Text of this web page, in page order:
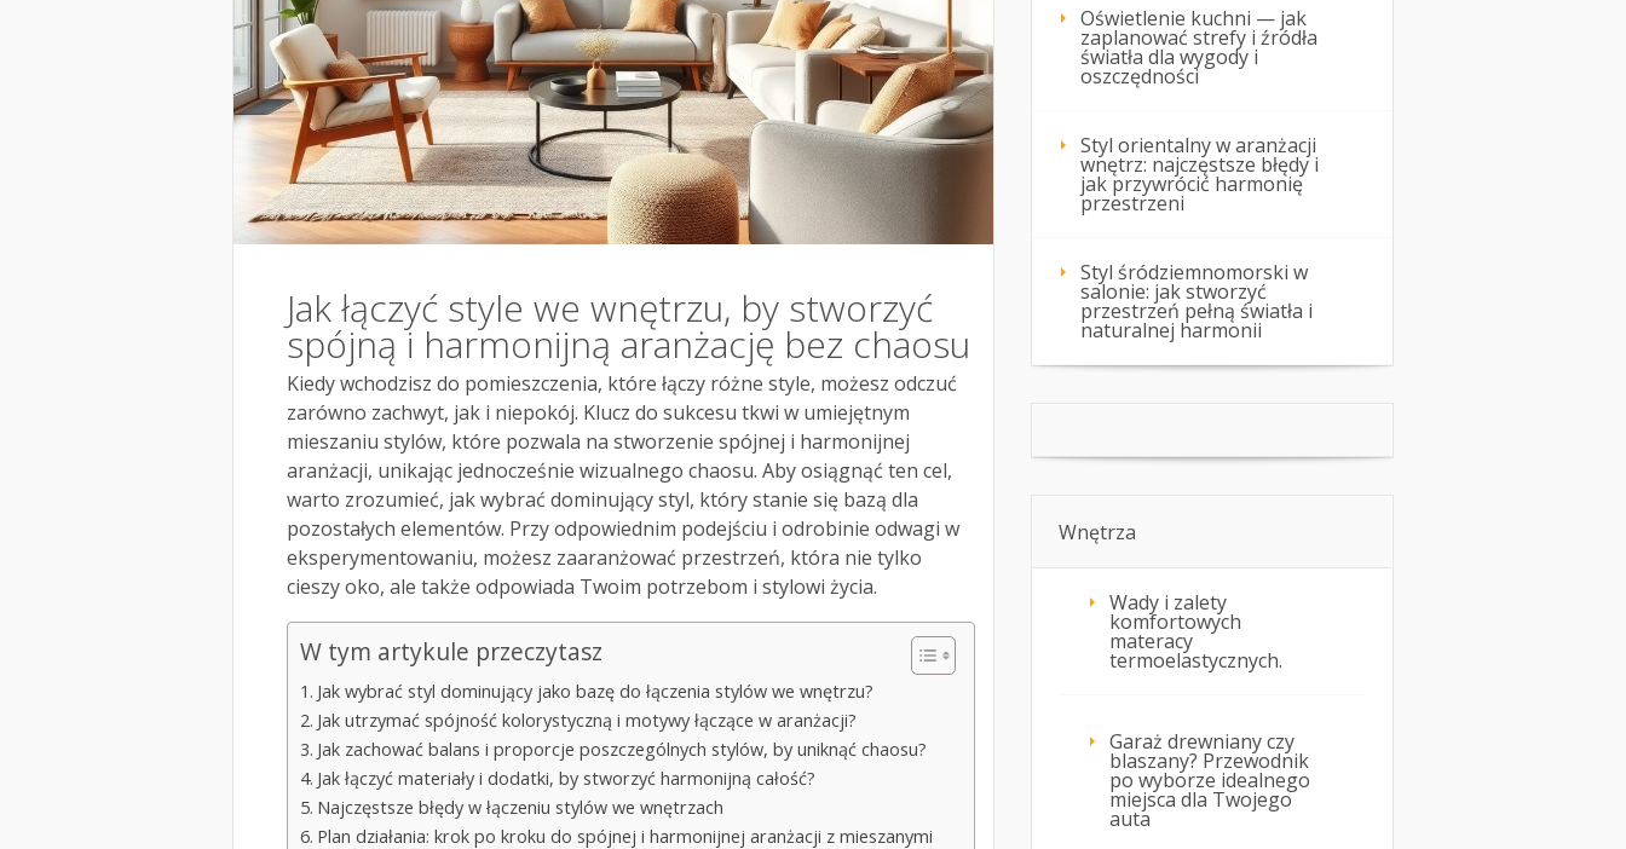
Jak łączyć style we wnętrzu, by stworzyć
spójną i harmonijną aranżację bez chaosu
Kiedy wchodzisz do pomieszczenia, które łączy różne style, możesz odczuć
zarówno zachwyt, jak i niepokój. Klucz do sukcesu tkwi w umiejętnym
mieszaniu stylów, które pozwala na stworzenie spójnej i harmonijnej
aranżacji, unikając jednocześnie wizualnego chaosu. Aby osiągnąć ten cel,
warto zrozumieć, jak wybrać dominujący styl, który stanie się bazą dla
pozostałych elementów. Przy odpowiednim podejściu i odrobinie odwagi w
eksperymentowaniu, możesz zaaranżować przestrzeń, która nie tylko
cieszy oko, ale także odpowiada Twoim potrzebom i stylowi życia.
W tym artykule przeczytasz
Jak wybrać styl dominujący jako bazę do łączenia stylów we wnętrzu?
Jak utrzymać spójność kolorystyczną i motywy łączące w aranżacji?
Jak zachować balans i proporcje poszczególnych stylów, by uniknąć chaosu?
Jak łączyć materiały i dodatki, by stworzyć harmonijną całość?
Najczęstsze błędy w łączeniu stylów we wnętrzach
Plan działania: krok po kroku do spójnej i harmonijnej aranżacji z mieszanymi
Oświetlenie kuchni — jak
zaplanować strefy i źródła
światła dla wygody i
oszczędności
Styl orientalny w aranżacji
wnętrz: najczęstsze błędy i
jak przywrócić harmonię
przestrzeni
Styl śródziemnomorski w
salonie: jak stworzyć
przestrzeń pełną światła i
naturalnej harmonii
Wnętrza
Wady i zalety
komfortowych
materacy
termoelastycznych.
Garaż drewniany czy
blaszany? Przewodnik
po wyborze idealnego
miejsca dla Twojego
auta